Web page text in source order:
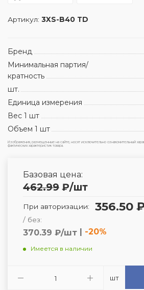
Артикул: 3XS-B40 TD
Бренд
Минимальная партия/
кратность
шт.
Единица измерения
Вес 1 шт
Объем 1 шт
Изображения, размещенные на сайте, носят исключительно ознакомительный
фактических характеристик товара.
Базовая цена:
462.99 ₽/шт
При авторизации: 356.50
/ без:
370.39 ₽/шт | -20%
Имеется в наличии
шт